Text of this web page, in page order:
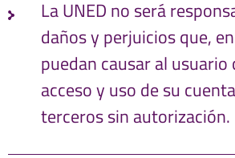
La UNED no será
daños y perjuicios que,
puedan causar al
acceso y uso de su
terceros sin autorización.